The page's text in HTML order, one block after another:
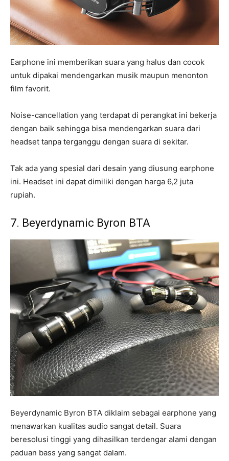
Earphone ini memberikan suara yang halus dan cocok
untuk dipakai mendengarkan musik maupun menonton
film favorit.
Noise-cancellation yang terdapat di perangkat ini bekerja
dengan baik sehingga bisa mendengarkan suara dari
headset tanpa terganggu dengan suara di sekitar.
Tak ada yang spesial dari desain yang diusung earphone
ini. Headset ini dapat dimiliki dengan harga 6,2 juta
rupiah.
7. Beyerdynamic Byron BTA
Beyerdynamic Byron BTA diklaim sebagai earphone yang
menawarkan kualitas audio sangat detail. Suara
beresolusi tinggi yang dihasilkan terdengar alami dengan
paduan bass yang sangat dalam.